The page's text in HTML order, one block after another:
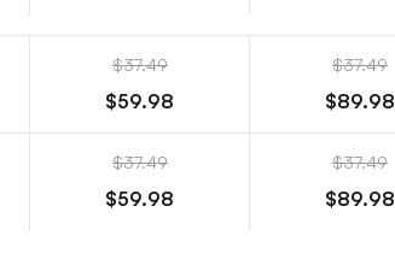
$37.49
$59.98
$37.49
$89.98
$37.49
$59.98
$37.49
$89.98